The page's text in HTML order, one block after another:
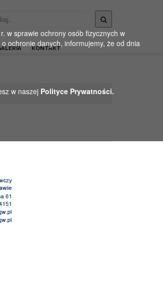
KONTAKT
w sprawie ochrony osób fizycznych w
ochronie danych, informujemy, że od dnia
w naszej Polityce Prywatności.